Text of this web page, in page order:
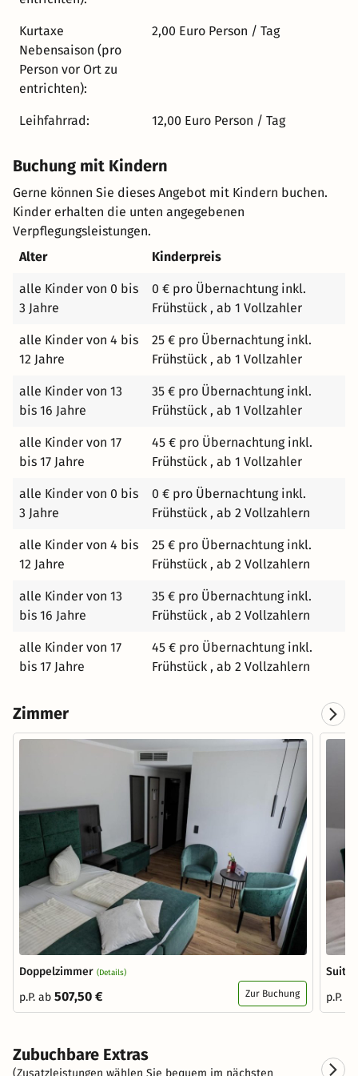
liebevoll geführten Hauses – ideal für eine erholsame
Auszeit zu zweit oder ein paar genussvolle Tage am
größten Binnensee Deutschlands.
Kurtaxe
Nebensaison (pro
Person vor Ort zu
entrichten):
2,00 Euro Person / Tag
Leihfahrrad: 12,00 Euro Person / Tag
Buchung mit Kindern
Gerne können Sie dieses Angebot mit Kindern buchen.
Kinder erhalten die unten angegebenen
Verpflegungsleistungen.
Alter
Kinderpreis
alle Kinder von 0 bis
3 Jahre
0 € pro Übernachtung inkl.
Frühstück , ab 1 Vollzahler
alle Kinder von 4 bis
12 Jahre
25 € pro Übernachtung inkl.
Frühstück , ab 1 Vollzahler
alle Kinder von 13
bis 16 Jahre
35 € pro Übernachtung inkl.
Frühstück , ab 1 Vollzahler
alle Kinder von 17
bis 17 Jahre
45 € pro Übernachtung inkl.
Frühstück , ab 1 Vollzahler
alle Kinder von 0 bis
3 Jahre
0 € pro Übernachtung inkl.
Frühstück , ab 2 Vollzahlern
alle Kinder von 4 bis
12 Jahre
25 € pro Übernachtung inkl.
Frühstück , ab 2 Vollzahlern
alle Kinder von 13
bis 16 Jahre
35 € pro Übernachtung inkl.
Frühstück , ab 2 Vollzahlern
alle Kinder von 17
bis 17 Jahre
45 € pro Übernachtung inkl.
Frühstück , ab 2 Vollzahlern
Zimmer
Doppelzimmer (Details)
p.P. ab 507,50 € Zur Buchung
p.P.
Zubuchbare Extras
(Zusatzleistungen wählen Sie bequem im nächsten